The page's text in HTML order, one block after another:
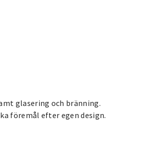
glasering och bränning.
föremål efter egen design.